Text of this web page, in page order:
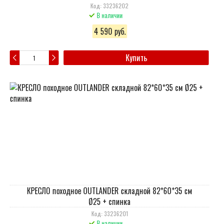
Код: 33236202
В наличии
4 590 руб.
Купить
КРЕСЛО походное OUTLANDER складной 82*60*35 см
Ø25 + спинка
Код: 33236201